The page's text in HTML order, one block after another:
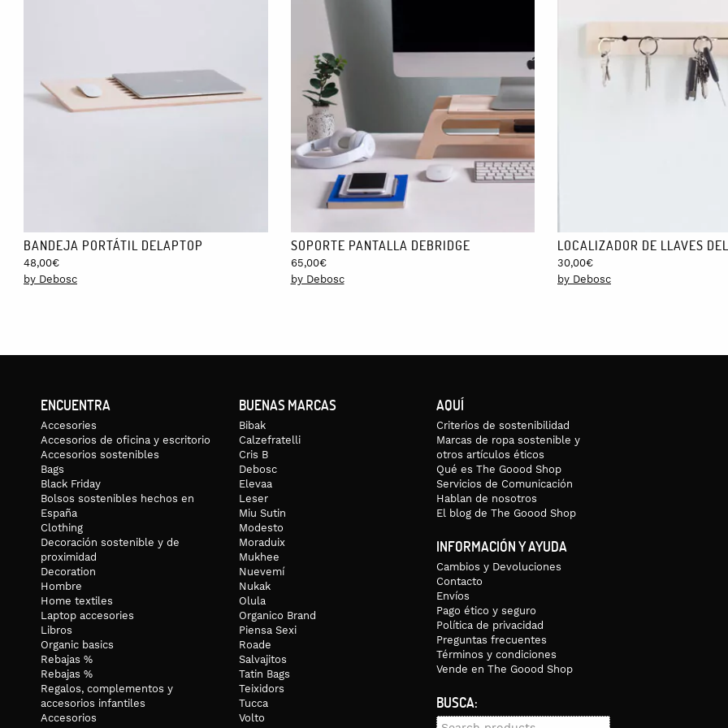
BANDEJA PORTÁTIL DELAPTOP
48,00€
by Debosc
SOPORTE PANTALLA DEBRIDGE
65,00€
by Debosc
LOCALIZADOR DE LLAVES
30,00€
by Debosc
ENCUENTRA
Accesories
Accesorios de oficina y escritorio
Accesorios sostenibles
Bags
Black Friday
Bolsos sostenibles hechos en
España
Clothing
Decoración sostenible y de
proximidad
Decoration
Hombre
Home textiles
Laptop accesories
Libros
Organic basics
Rebajas %
Rebajas %
Regalos, complementos y
accesorios infantiles
Accesorios
BUENAS MARCAS
Bibak
Calzefratelli
Cris B
Debosc
Elevaa
Leser
Miu Sutin
Modesto
Moraduix
Mukhee
Nuevemí
Nukak
Olula
Organico Brand
Piensa Sexi
Roade
Salvajitos
Tatin Bags
Teixidors
Tucca
Volto
AQUÍ
Criterios de sostenibilidad
Marcas de ropa sostenible y
otros artículos éticos
Qué es The Goood Shop
Servicios de Comunicación
Hablan de nosotros
El blog de The Goood Shop
INFORMACIÓN Y AYUDA
Cambios y Devoluciones
Contacto
Envíos
Pago ético y seguro
Política de privacidad
Preguntas frecuentes
Términos y condiciones
Vende en The Goood Shop
BUSCA:
Search